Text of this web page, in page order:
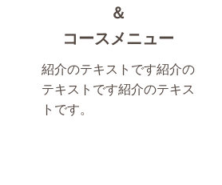
＆
コースメニュー
紹介のテキストです紹介の
テキストです紹介のテキス
トです。